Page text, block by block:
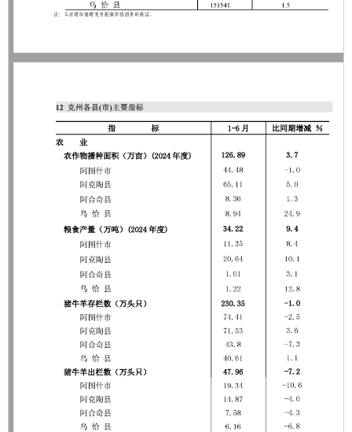
主办：克孜勒苏柯尔克孜自治州人民政府办公室
新公网安备65300102000007号 新ICP备2022000247号
政府网站标识码：6530000002 法律声明 关于我们